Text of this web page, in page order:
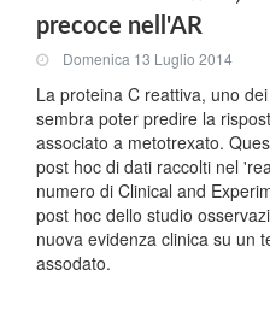
precoce nell'AR
Domenica 13 Luglio 2014
La proteina C reattiva, uno
sembra poter predire la
associato a metotrexato.
post hoc di dati raccolti nel
numero di Clinical and
post hoc dello studio
nuova evidenza clinica su un
assodato.